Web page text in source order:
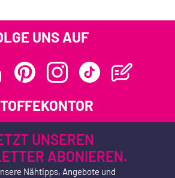
UNS AUF
UNSEREN
ABONIEREN.
Nähtipps, Angebote und